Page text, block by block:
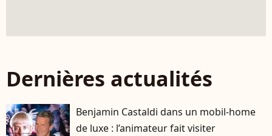
Dernières actualités
Benjamin Castaldi dans un mobil-home
de luxe : l’animateur fait visiter